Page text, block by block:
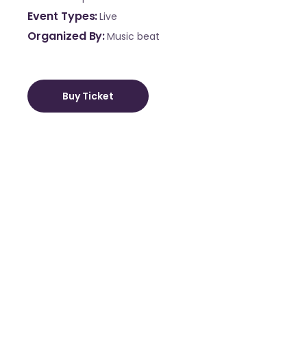
Event Types Live
Organized By Music beat
Buy Ticket